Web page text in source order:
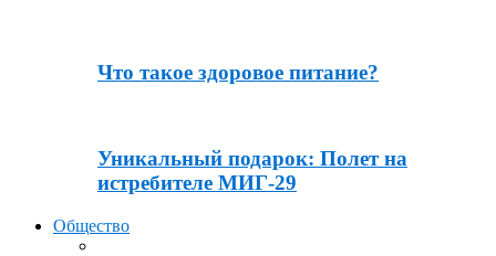
Что такое здоровое питание?
Уникальный подарок: Полет на
истребителе МИГ-29
Общество